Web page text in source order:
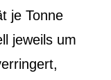
je Tonne
jeweils um